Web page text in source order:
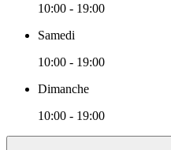
10:00 - 19:00
Samedi
10:00 - 19:00
Dimanche
10:00 - 19:00